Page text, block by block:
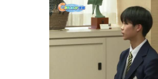
＜メンテ
日時 9/